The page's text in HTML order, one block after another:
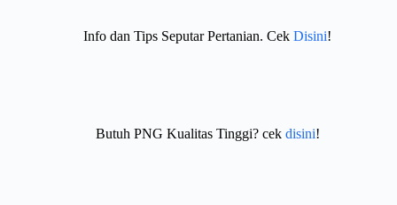
Info dan Tips Seputar Pertanian. Cek Disini!
Butuh PNG Kualitas Tinggi? cek disini!